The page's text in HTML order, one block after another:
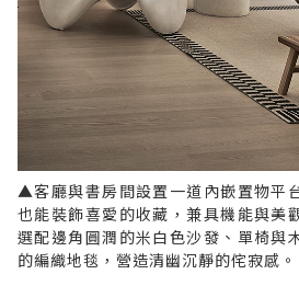
▲客廳與書房間設置一道內嵌置物平
也能裝飾喜愛的收藏，兼具機能與美
選配邊角圓潤的米白色沙發、單椅與
的編織地毯，營造清幽沉靜的侘寂感。